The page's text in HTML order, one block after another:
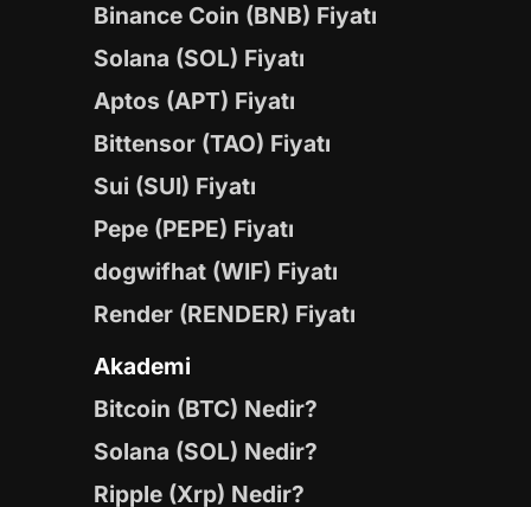
Binance Coin (BNB) Fiyatı
Solana (SOL) Fiyatı
Aptos (APT) Fiyatı
Bittensor (TAO) Fiyatı
Sui (SUI) Fiyatı
Pepe (PEPE) Fiyatı
dogwifhat (WIF) Fiyatı
Render (RENDER) Fiyatı
Akademi
Bitcoin (BTC) Nedir?
Solana (SOL) Nedir?
Ripple (Xrp) Nedir?